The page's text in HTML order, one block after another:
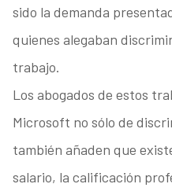
sido la demanda
quienes alegaban
trabajo.
Los abogados de estos
Microsoft no sólo de
también añaden que
salario, la calificación